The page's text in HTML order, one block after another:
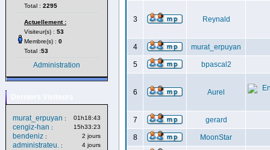
Total : 2295
Actuellement :
Visiteur(s) : 53
Membre(s) : 0
Total :53
Administration
murat_erpuyan : 01h18:43
cengiz-han : 15h33:23
bendeniz : 2 jours
administrateu. : 4 jours
3 Reynald
4 murat_erpuyan
5 bpascal2
6 Aurel
7 gerard
8 MoonStar